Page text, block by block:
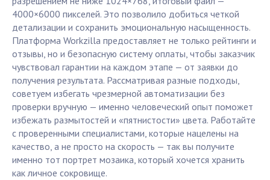
4000×6000 пикселей. Это позволило добиться четкой
детализации и сохранить эмоциональную насыщенность.
Платформа Workzilla предоставляет не только рейтинги и
отзывы, но и безопасную систему оплаты, чтобы заказчик
чувствовал гарантии на каждом этапе — от заявки до
получения результата. Рассматривая разные подходы,
советуем избегать чрезмерной автоматизации без
проверки вручную — именно человеческий опыт поможет
избежать размытостей и «пятнистости» цвета. Работайте
с проверенными специалистами, которые нацелены на
качество, а не просто на скорость — так вы получите
именно тот портрет мозаика, который хочется хранить
как личное сокровище.